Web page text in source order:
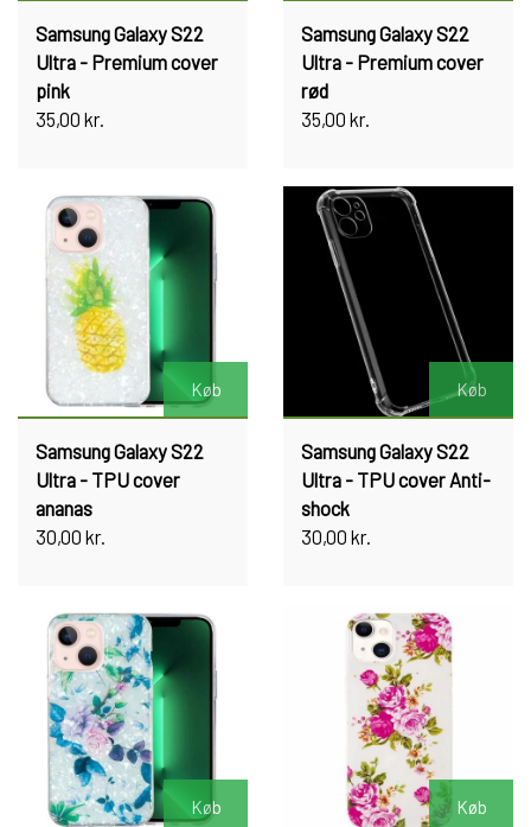
Samsung Galaxy S22
Ultra - Premium cover
pink
35,00 kr.
Samsung Galaxy S22
Ultra - Premium cover
rød
35,00 kr.
Køb
Samsung Galaxy S22
Ultra - TPU cover
ananas
30,00 kr.
Køb
Samsung Galaxy S22
Ultra - TPU cover Anti-
shock
30,00 kr.
Køb Køb